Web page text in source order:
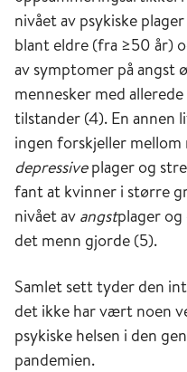
nivået av psykiske
blant eldre (fra ≥50 år)
av symptomer på
mennesker med
tilstander (4). En
ingen forskjeller
depressiveplager og
fant at kvinner i større
nivået av angstplager og
det menn gjorde (5).
Samlet sett tyder den
det ikke har vært noen
psykiske helsen i den
pandemien.